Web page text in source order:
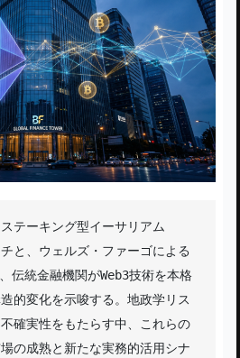
テーキング型イーサリアム
と、ウェルズ・ファーゴによる
、伝統金融機関がWeb3技術を本格
的変化を示唆する。地政学リス
確実性をもたらす中、これらの
の成熟と新たな実務的活用シナ